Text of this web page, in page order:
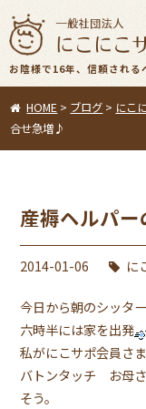
お陰様で16年、信頼される
HOME > ブログ > にこ
合せ急増♪
産褥ヘルパ
2014-01-06 に
今日から朝のシッター
六時半には家を出発
私がにこサポ会員さ
バトンタッチ お母
そう。